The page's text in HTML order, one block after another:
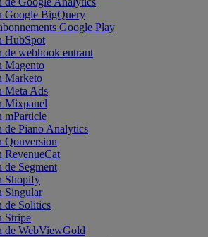
Google BigQuery
Google Play
HubSpot
de webhook entrant
Magento
Marketo
Meta Ads
Mixpanel
mParticle
de Piano Analytics
Qonversion
RevenueCat
de Segment
Shopify
Singular
de Solitics
Stripe
de WebViewGold